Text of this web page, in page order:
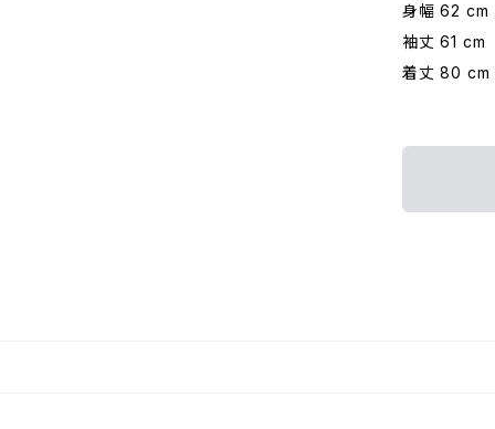
身幅 62 cm
袖丈 61 cm
着丈 80 cm